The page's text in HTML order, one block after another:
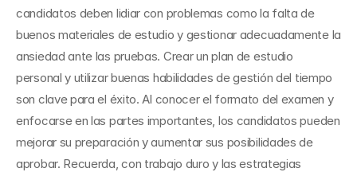
candidatos deben lidiar con problemas como la falta de
buenos materiales de estudio y gestionar adecuadamente la
ansiedad ante las pruebas. Crear un plan de estudio
personal y utilizar buenas habilidades de gestión del tiempo
son clave para el éxito. Al conocer el formato del examen y
enfocarse en las partes importantes, los candidatos pueden
mejorar su preparación y aumentar sus posibilidades de
aprobar. Recuerda, con trabajo duro y las estrategias